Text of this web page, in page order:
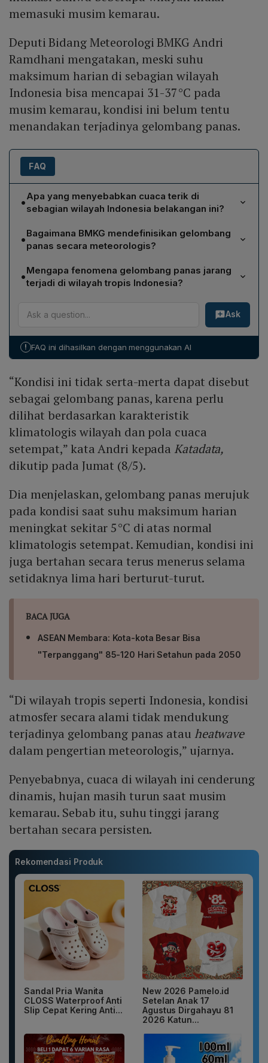
memasuki musim kemarau.
Deputi Bidang Meteorologi BMKG Andri
Ramdhani mengatakan, meski suhu
maksimum harian di sebagian wilayah
Indonesia bisa mencapai 31-37°C pada
musim kemarau, kondisi ini belum tentu
menandakan terjadinya gelombang panas.
FAQ
•Apa yang menyebabkan cuaca terik di
sebagian wilayah Indonesia belakangan ini?
BMKG melaporkan bahwa penguatan angin Monsun
Australia membawa udara kering ke Indonesia,
mengurangi tutupan awan pada pagi hingga siang hari,
sehingga suhu maksimum di beberapa daerah
mencapai 35‑37,1°C.
•Bagaimana BMKG mendefinisikan gelombang
panas secara meteorologis?
Menurut Deputy BMKG Andri Ramdhani, gelombang
panas terjadi bila suhu maksimum harian meningkat
sekitar 5°C di atas nilai normal klimatologis setempat
dan kondisi tersebut bertahan secara kontinu minimal
lima hari berturut‑turut.
•Mengapa fenomena gelombang panas jarang
terjadi di wilayah tropis Indonesia?
Di wilayah tropis seperti Indonesia, dinamika atmosfer
yang tinggi, kehadiran hujan meski pada musim
kemarau, serta sifat cuaca yang sangat berubah-ubah
persisten, sehingga kondisi meteorologis untuk
Ask
! FAQ ini dihasilkan dengan menggunakan AI
“Kondisi ini tidak serta-merta dapat disebut
sebagai gelombang panas, karena perlu
dilihat berdasarkan karakteristik
klimatologis wilayah dan pola cuaca
setempat,” kata Andri kepada Katadata,
dikutip pada Jumat (8/5).
Dia menjelaskan, gelombang panas merujuk
pada kondisi saat suhu maksimum harian
meningkat sekitar 5°C di atas normal
klimatologis setempat. Kemudian, kondisi ini
juga bertahan secara terus menerus selama
setidaknya lima hari berturut-turut.
BACA JUGA
ASEAN Membara: Kota-kota Besar Bisa
"Terpanggang" 85-120 Hari Setahun pada 2050
“Di wilayah tropis seperti Indonesia, kondisi
atmosfer secara alami tidak mendukung
terjadinya gelombang panas atau heatwave
dalam pengertian meteorologis,” ujarnya.
Penyebabnya, cuaca di wilayah ini cenderung
dinamis, hujan masih turun saat musim
kemarau. Sebab itu, suhu tinggi jarang
bertahan secara persisten.
Rekomendasi Produk
Sandal Pria Wanita
CLOSS Waterproof Anti
Slip Cepat Kering Anti...
New 2026 Pamelo.id
Setelan Anak 17
Agustus Dirgahayu 81
2026 Katun...